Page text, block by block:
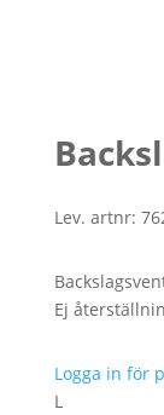
Lev. artnr:
Ej
Logga in för
L